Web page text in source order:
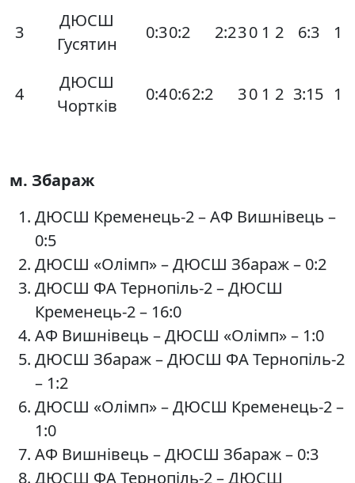
3
ДЮСШ
Гусятин
0:30:2 2:230 1 2 6:3 1
4
ДЮСШ
Чортків
0:40:62:2 30 1 2 3:15 1
м. Збараж
ДЮСШ Кременець-2 – АФ Вишнівець –
0:5
ДЮСШ «Олімп» – ДЮСШ Збараж – 0:2
ДЮСШ ФА Тернопіль-2 – ДЮСШ
Кременець-2 – 16:0
АФ Вишнівець – ДЮСШ «Олімп» – 1:0
ДЮСШ Збараж – ДЮСШ ФА Тернопіль-2
– 1:2
ДЮСШ «Олімп» – ДЮСШ Кременець-2 –
1:0
АФ Вишнівець – ДЮСШ Збараж – 0:3
ДЮСШ ФА Тернопіль-2 – ДЮСШ